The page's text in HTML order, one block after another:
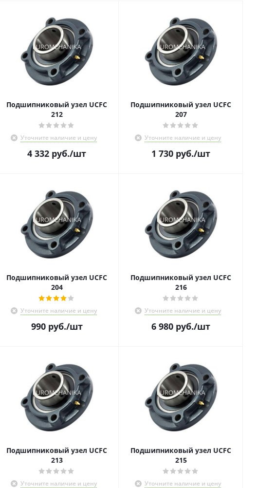
Подшипниковый узел UCFC
212
Уточните наличие и цену
4 332 руб./шт
Подшипниковый узел UCFC
207
Уточните наличие и цену
1 730 руб./шт
Подшипниковый узел UCFC
204
Уточните наличие и цену
990руб./шт
Подшипниковый узел UCFC
216
Уточните наличие и цену
6 980 руб./шт
Подшипниковый узел UCFC
213
Уточните наличие и цену
Подшипниковый узел UCFC
215
Уточните наличие и цену